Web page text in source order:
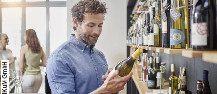
Aktiv & Natur
Kultur & Städte
Veranstaltungen
Buchung & Service